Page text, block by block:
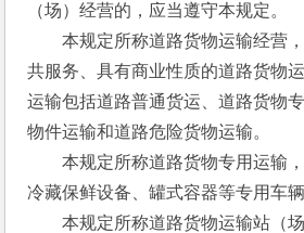
（场）经营的，应当遵守本规定。
本规定所称道路货物运输经营，
共服务、具有商业性质的道路货物
运输包括道路普通货运、道路货物
物件运输和道路危险货物运输。
本规定所称道路货物专用运输，
冷藏保鲜设备、罐式容器等专用车
本规定所称道路货物运输站（场